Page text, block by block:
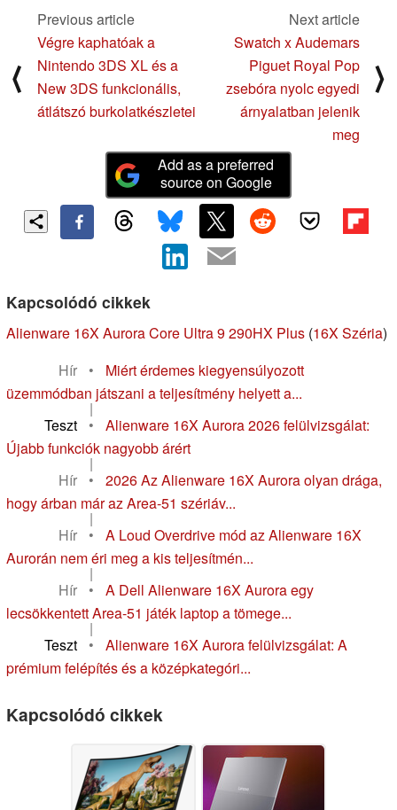
⟨
Previous article
Végre kaphatóak a
Nintendo 3DS XL és a
New 3DS funkcionális,
átlátszó burkolatkészletei
Next article
Swatch x Audemars
Piguet Royal Pop
zsebóra nyolc egyedi
árnyalatban jelenik
meg
⟩
Add as a preferred
source on Google
Kapcsolódó cikkek
Alienware 16X Aurora Core Ultra 9 290HX Plus (16X Széria)
Hír
•
Miért érdemes kiegyensúlyozott
üzemmódban játszani a teljesítmény helyett a...
|
Teszt
•
Alienware 16X Aurora 2026 felülvizsgálat:
Újabb funkciók nagyobb árért
|
Hír
•
2026 Az Alienware 16X Aurora olyan drága,
hogy árban már az Area-51 szériáv...
|
Hír
•
A Loud Overdrive mód az Alienware 16X
Aurorán nem éri meg a kis teljesítmén...
|
Hír
•
A Dell Alienware 16X Aurora egy
lecsökkentett Area-51 játék laptop a tömege...
|
Teszt
•
Alienware 16X Aurora felülvizsgálat: A
prémium felépítés és a középkategóri...
Kapcsolódó cikkek